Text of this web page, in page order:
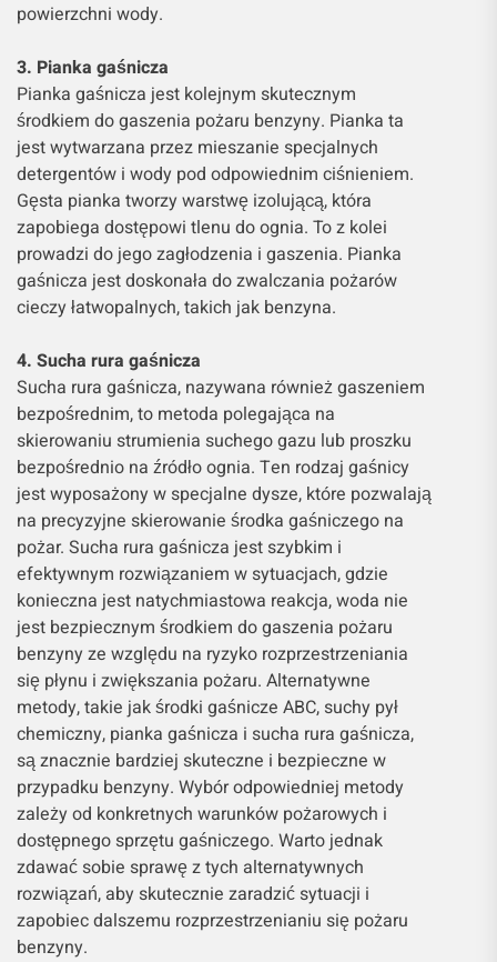
powierzchni wody.
3. Pianka gaśnicza
Pianka gaśnicza jest kolejnym skutecznym
środkiem do gaszenia pożaru benzyny. Pianka ta
jest wytwarzana przez mieszanie specjalnych
detergentów i wody pod odpowiednim ciśnieniem.
Gęsta pianka tworzy warstwę izolującą, która
zapobiega dostępowi tlenu do ognia. To z kolei
prowadzi do jego zagłodzenia i gaszenia. Pianka
gaśnicza jest doskonała do zwalczania pożarów
cieczy łatwopalnych, takich jak benzyna.
4. Sucha rura gaśnicza
Sucha rura gaśnicza, nazywana również gaszeniem
bezpośrednim, to metoda polegająca na
skierowaniu strumienia suchego gazu lub proszku
bezpośrednio na źródło ognia. Ten rodzaj gaśnicy
jest wyposażony w specjalne dysze, które pozwalają
na precyzyjne skierowanie środka gaśniczego na
pożar. Sucha rura gaśnicza jest szybkim i
efektywnym rozwiązaniem w sytuacjach, gdzie
konieczna jest natychmiastowa reakcja, woda nie
jest bezpiecznym środkiem do gaszenia pożaru
benzyny ze względu na ryzyko rozprzestrzeniania
się płynu i zwiększania pożaru. Alternatywne
metody, takie jak środki gaśnicze ABC, suchy pył
chemiczny, pianka gaśnicza i sucha rura gaśnicza,
są znacznie bardziej skuteczne i bezpieczne w
przypadku benzyny. Wybór odpowiedniej metody
zależy od konkretnych warunków pożarowych i
dostępnego sprzętu gaśniczego. Warto jednak
zdawać sobie sprawę z tych alternatywnych
rozwiązań, aby skutecznie zaradzić sytuacji i
zapobiec dalszemu rozprzestrzenianiu się pożaru
benzyny.